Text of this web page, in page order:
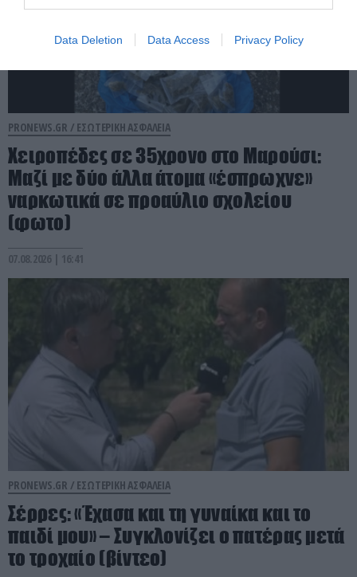
Data Deletion Data Access Privacy Policy
PRONEWS.GR / ΕΣΩΤΕΡΙΚΗ ΑΣΦΑΛΕΙΑ
Χειροπέδες σε 35χρονο στο Μαρούσι:
Μαζί με δύο άλλα άτομα «έσπρωχνε»
ναρκωτικά σε προαύλιο σχολείου
(φωτο)
07.08.2026 | 16:41
PRONEWS.GR / ΕΣΩΤΕΡΙΚΗ ΑΣΦΑΛΕΙΑ
Σέρρες: «Έχασα και τη γυναίκα και το
παιδί μου» – Συγκλονίζει ο πατέρας μετά
το τροχαίο (βίντεο)